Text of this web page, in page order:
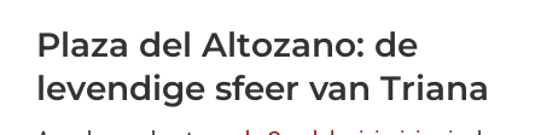
Plaza del Altozano: de
levendige sfeer van Triana